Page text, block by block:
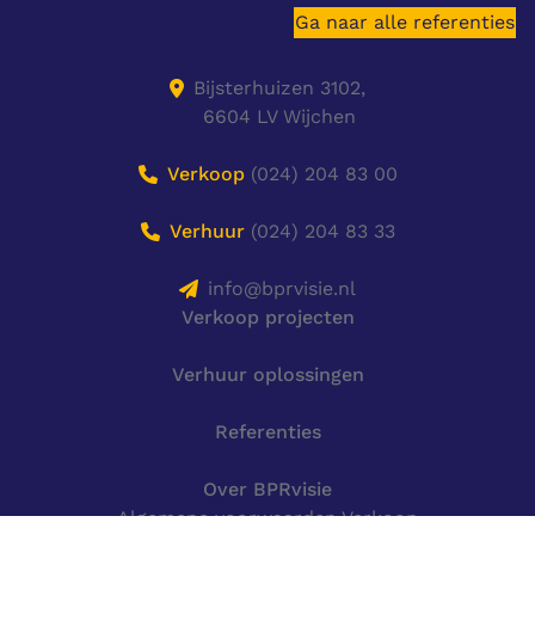
Ga naar alle referenties
Bijsterhuizen 3102,
6604 LV Wijchen
Verkoop (024) 204 83 00
Verhuur (024) 204 83 33
info@bprvisie.nl
Verkoop projecten
Verhuur oplossingen
Referenties
Over BPRvisie
Algemene voorwaarden Verkoop